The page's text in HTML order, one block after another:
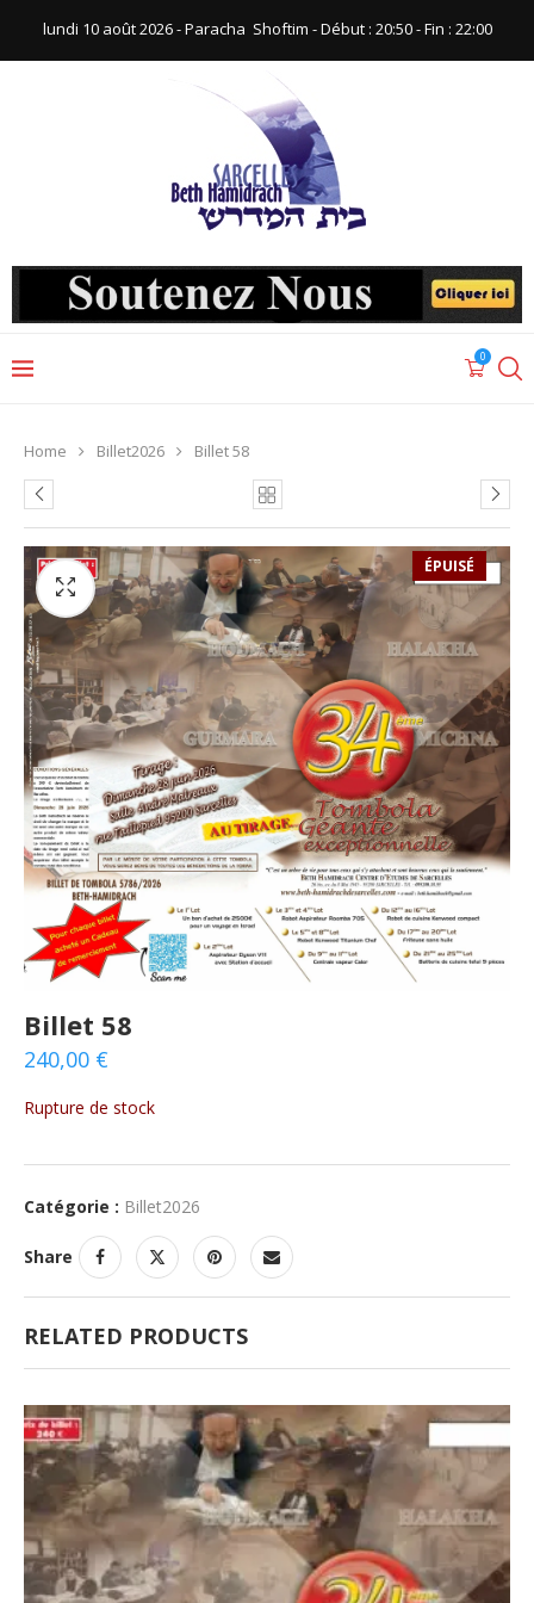
lundi 10 août 2026 - Paracha ‪ Shoftim‬ - Début : 20:50‬ - Fin : ‪22:00‬
0
Home Billet2026 Billet 58
ÉPUISÉ
Billet 58
240,00 €
Rupture de stock
Catégorie : Billet2026
Share
RELATED PRODUCTS